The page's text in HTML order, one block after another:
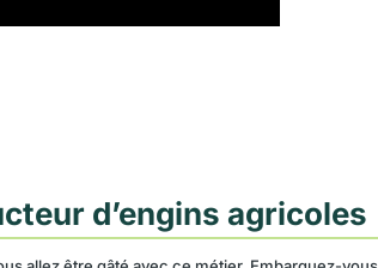
d’engins agricoles